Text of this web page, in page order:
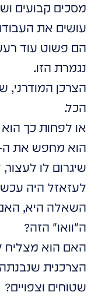
מסכים קבועים
עושים את
הם פשוט עוד
נגמרת הזו.
הצרכן המודרני,
הכל.
או לפחות כך
הוא מחפש את ה-
שיגרום לו
לעזאזל היה
השאלה היא,
ה"וואו" הזה?
האם הוא מצליח
הצרכנית
שטוחים וצפויים?